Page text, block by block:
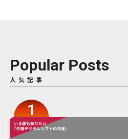
Popular Posts
人気記事